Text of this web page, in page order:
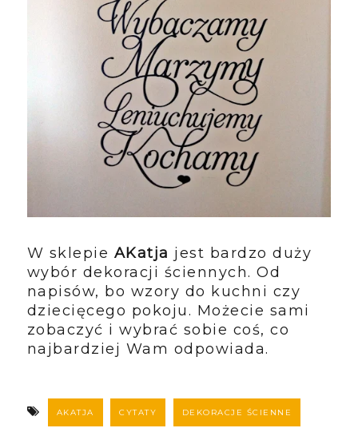
W sklepie AKatja jest bardzo duży
wybór dekoracji ściennych. Od
napisów, bo wzory do kuchni czy
dziecięcego pokoju. Możecie sami
zobaczyć i wybrać sobie coś, co
najbardziej Wam odpowiada.
AKATJA CYTATY DEKORACJE ŚCIENNE